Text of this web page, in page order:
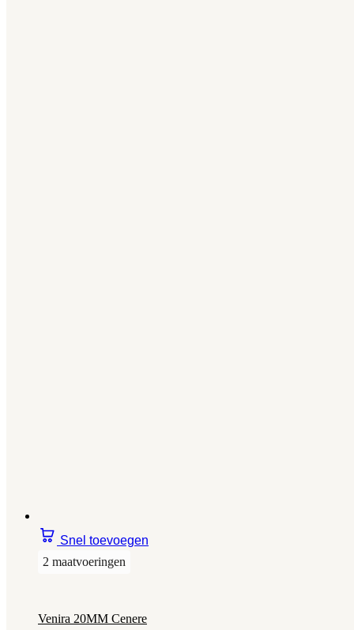
Snel toevoegen
2 maatvoeringen
Venira 20MM Cenere